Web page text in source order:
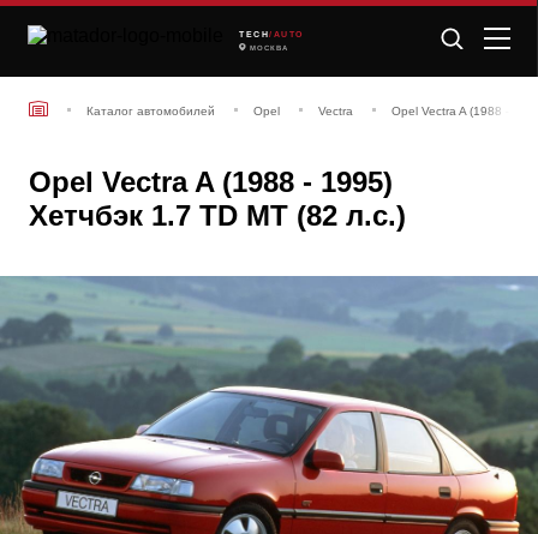
TECH /AUTO
МОСКВА
Каталог автомобилей Opel Vectra Opel Vectra A (1988 -
Opel Vectra A (1988 - 1995)
Хетчбэк 1.7 TD MT (82 л.с.)